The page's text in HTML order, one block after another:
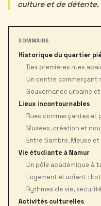
culture et de détente.
SOMMAIRE
Historique du quartier
Des premières rues
Un centre commerçant
Gouvernance urbaine
Lieux incontournables
Rues commerçantes
Musées, création et
Entre Sambre, Meuse
Vie étudiante à Namur
Un pôle académique à
Logement étudiant :
Rythmes de vie,
Activités culturelles